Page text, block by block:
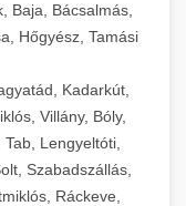
Baja, Bácsalmás,
Hőgyész, Tamási
Kadarkút,
Villány, Bóly,
Lengyeltóti,
Szabadszállás,
Ráckeve,